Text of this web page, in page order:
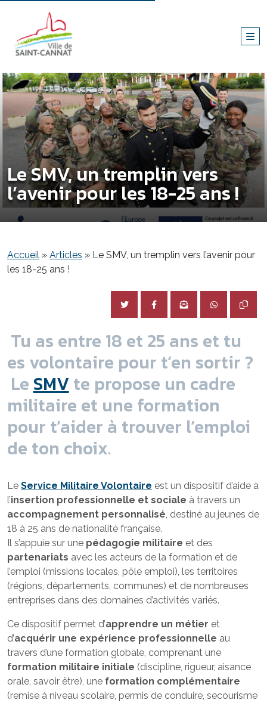
Le SMV, un tremplin vers
l’avenir pour les 18-25 ans !
Accueil » Articles » Le SMV, un tremplin vers l’avenir pour
les 18-25 ans !
Tu as entre 18 et 25 ans et tu
es volontaire pour t’en sortir ?
LeSMVte propose un cadre
militaire et une formation
pour t’aider à trouver l’emploi
de ton choix.
Le Service Militaire Volontaire est un dispositif d’aide à
l’insertion professionnelle et sociale à travers un
accompagnement personnalisé, destiné au jeunes de
18 à 25 ans de nationalité française.
Il s’appuie sur une pédagogie militaire et des
partenariats avec les acteurs de la formation et de
l’emploi (missions locales, pôle emploi), les territoires
(régions, départements, communes) et de nombreuses
entreprises dans des domaines d’activités variés.
Ce dispositif permet d’apprendre un métier et
d’acquérir une expérience professionnelle au
travers d’une formation globale, comprenant une
formation militaire initiale (discipline, rigueur, aisance
orale, savoir être), une formation complémentaire
(remise à niveau scolaire, permis de conduire, secourisme